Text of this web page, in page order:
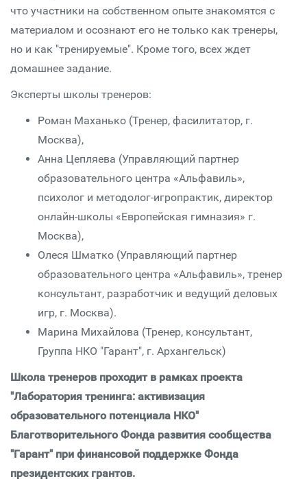
что участники на собственном опыте знакомятся с
материалом и осознают его не только как тренеры,
но и как "тренируемые". Кроме того, всех ждет
домашнее задание.
Эксперты школы тренеров:
Роман Маханько (Тренер, фасилитатор, г.
Москва),
Анна Цепляева (Управляющий партнер
образовательного центра «Альфавиль»,
психолог и методолог-игропрактик, директор
онлайн-школы «Европейская гимназия» г.
Москва),
Олеся Шматко (Управляющий партнер
образовательного центра «Альфавиль», тренер
консультант, разработчик и ведущий деловых
игр, г. Москва).
Марина Михайлова (Тренер, консультант,
Группа НКО "Гарант", г. Архангельск)
Школа тренеров проходит в рамках проекта
"Лаборатория тренинга: активизация
образовательного потенциала НКО"
Благотворительного Фонда развития сообщества
"Гарант" при финансовой поддержке Фонда
президентских грантов.